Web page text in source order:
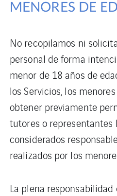
MENORES DE
No recopilamos ni
personal de forma
menor de 18 años de
los Servicios, los
obtener previamente
tutores o representantes
considerados
realizados por los
La plena